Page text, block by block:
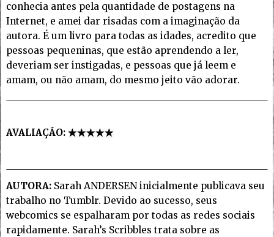
conhecia antes pela quantidade de postagens na
Internet, e amei dar risadas com a imaginação da
autora. É um livro para todas as idades, acredito que
pessoas pequeninas, que estão aprendendo a ler,
deveriam ser instigadas, e pessoas que já leem e
amam, ou não amam, do mesmo jeito vão adorar.
AVALIAÇÃO:
AUTORA: Sarah ANDERSEN inicialmente publicava seu
trabalho no Tumblr. Devido ao sucesso, seus
webcomics se espalharam por todas as redes sociais
rapidamente. Sarah’s Scribbles trata sobre as